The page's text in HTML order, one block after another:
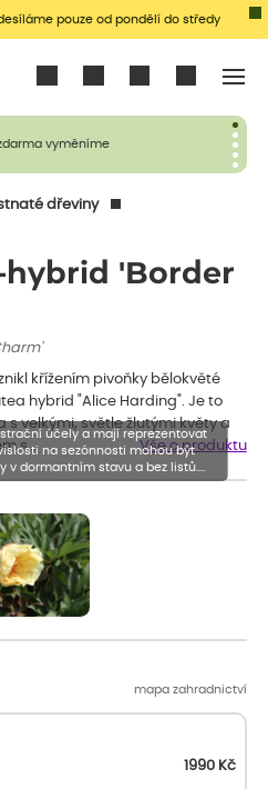
pouze od pondělí do středy
vyměníme
dřeviny
hybrid 'Border
křížením pivoňky bělokvěté
hybrid "Alice Harding". Je to
velkými, světle žlutými květy a
s…
Vše o produktu
mapa zahradnictví
1990 Kč
účely a mají reprezentovat
na sezónnosti mohou být
v dormantním stavu a bez listů.
níže, než je uvedená výška,